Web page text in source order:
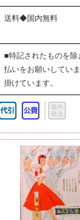
送料◆国内無料
■特記されたものを
払いをお願いしてい
掛けています。